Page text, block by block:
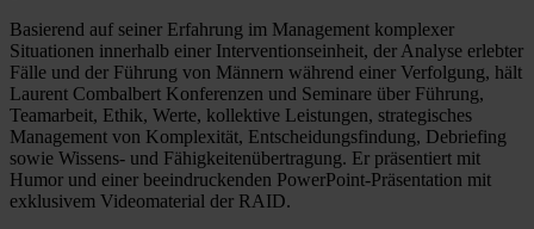
Basierend auf seiner Erfahrung im Management komplexer
Situationen innerhalb einer Interventionseinheit, der Analyse erlebter
Fälle und der Führung von Männern während einer Verfolgung, hält
Laurent Combalbert Konferenzen und Seminare über Führung,
Teamarbeit, Ethik, Werte, kollektive Leistungen, strategisches
Management von Komplexität, Entscheidungsfindung, Debriefing
sowie Wissens- und Fähigkeitenübertragung. Er präsentiert mit
Humor und einer beeindruckenden PowerPoint-Präsentation mit
exklusivem Videomaterial der RAID.